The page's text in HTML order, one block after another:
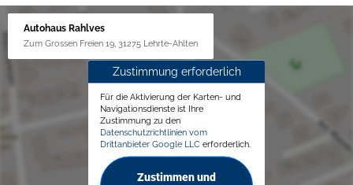
Autohaus Rahlves
Zum Grossen Freien 19, 31275 Lehrte-Ahlten
Zustimmung erforderlich
Für die Aktivierung der Karten- und
Navigationsdienste ist Ihre
Zustimmung zu den
Datenschutzrichtlinien vom
Drittanbieter Google LLC erforderlich.
Zustimmen und